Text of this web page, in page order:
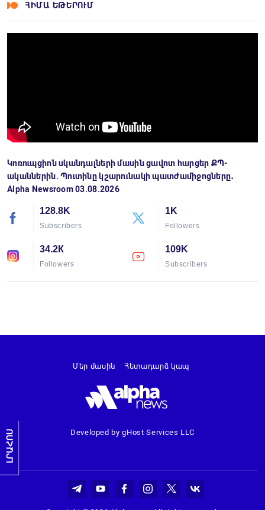
ՀԻՄԱ ԵԹԵՐՈՒՄ
Կոռուպցիոն սկանդալների մասին ցավոտ հարցեր ՔՊ-
ականներին. Պուտինը կշարունակի պատժամիջոցները․
Alpha Newsroom 03.08.2026
128.8K
Subscribers
1K
Followers
34.2К
Followers
109K
Subscribers
ԼՐԱՀՈՍ Developed by gHost Services LLC
Մեր մասին Հետադարձ կապ